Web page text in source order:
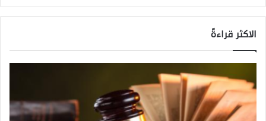
ص
ب
ا
الاكثر قراءةً